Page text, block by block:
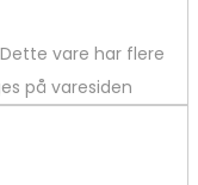
Dette vare har flere
på varesiden